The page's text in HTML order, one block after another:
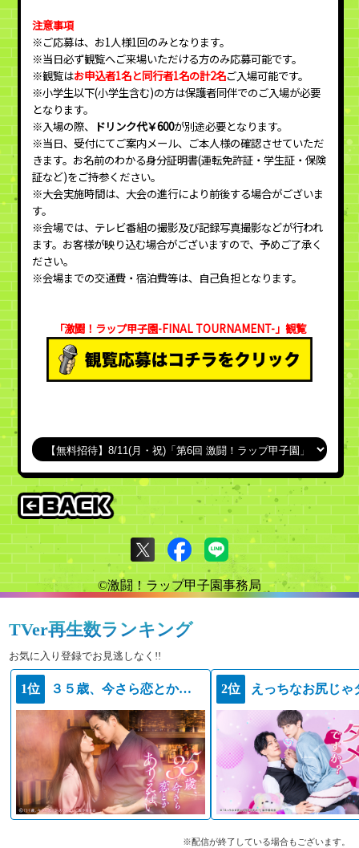
注意事項
※ご応募は、お1人様1回のみとなります。
※当日必ず観覧へご来場いただける方のみ応募可能です。
※観覧はお申込者1名と同行者1名の計2名ご入場可能です。
※小学生以下(小学生含む)の方は保護者同伴でのご入場が必要
となります。
※入場の際、
ドリンク代￥600が別途必要となります。
※当日、受付にてご案内メール、ご本人様の確認させていただ
きます。お名前のわかる身分証明書(運転免許証・学生証・保険
証など)をご持参ください。
※大会実施時間は、大会の進行により前後する場合がございま
す。
※会場では、テレビ番組の撮影及び記録写真撮影などが行われ
ます。お客様が映り込む場合がございますので、予めご了承く
ださい。
※会場までの交通費・宿泊費等は、自己負担となります。
「激闘！ラップ甲子園-FINAL TOURNAMENT-」観覧
©激闘！ラップ甲子園事務局
TVer再生数ランキング
お気に入り登録でお見逃しなく!!
1位 ３５歳、今さら恋とかありえない 2位
※配信が終了している場合もございます。